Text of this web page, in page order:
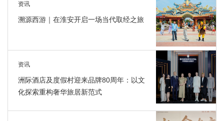
资讯
溯源西游｜在淮安开启一场当代取经之旅
资讯
洲际酒店及度假村迎来品牌80周年：以文
化探索重构奢华旅居新范式